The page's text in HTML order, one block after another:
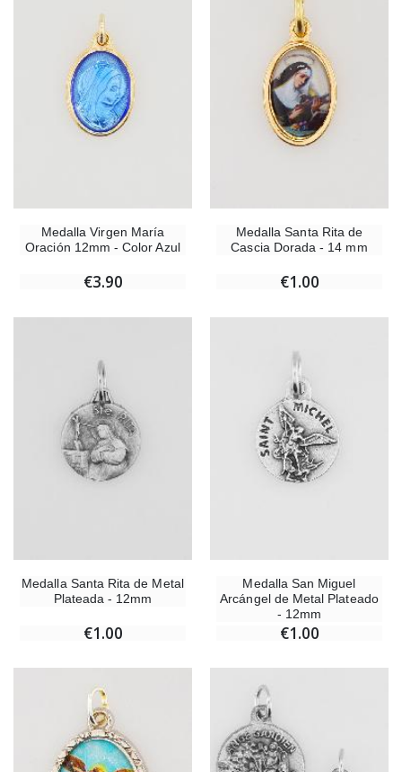
Medalla Virgen María
Oración 12mm - Color Azul
€3.90
Medalla Santa Rita de
Cascia Dorada - 14 mm
€1.00
Medalla Santa Rita de Metal
Plateada - 12mm
€1.00
Medalla San Miguel
Arcángel de Metal Plateado
- 12mm
€1.00